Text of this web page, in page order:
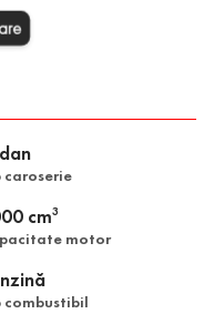
caroserie
cm3
motor
combustibil